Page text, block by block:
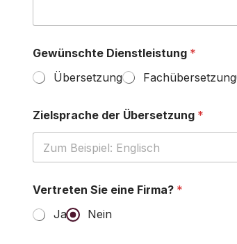
Gewünschte Dienstleistung *
Übersetzung
Fachübersetzung
Zielsprache der Übersetzung *
Vertreten Sie eine Firma? *
Ja
Nein